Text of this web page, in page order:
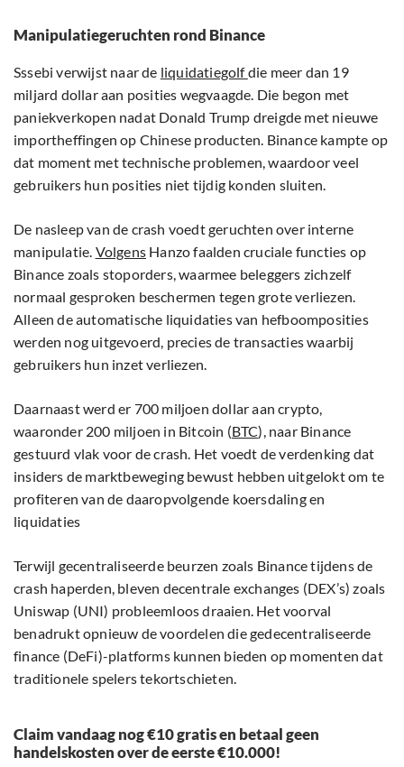
Manipulatiegeruchten rond Binance
Sssebi verwijst naar de liquidatiegolfdie meer dan 19
miljard dollar aan posities wegvaagde. Die begon met
paniekverkopen nadat Donald Trump dreigde met nieuwe
importheffingen op Chinese producten. Binance kampte op
dat moment met technische problemen, waardoor veel
gebruikers hun posities niet tijdig konden sluiten.
De nasleep van de crash voedt geruchten over interne
manipulatie. Volgens Hanzo faalden cruciale functies op
Binance zoals stoporders, waarmee beleggers zichzelf
normaal gesproken beschermen tegen grote verliezen.
Alleen de automatische liquidaties van hefboomposities
werden nog uitgevoerd, precies de transacties waarbij
gebruikers hun inzet verliezen.
Daarnaast werd er 700 miljoen dollar aan crypto,
waaronder 200 miljoen in Bitcoin (BTC), naar Binance
gestuurd vlak voor de crash. Het voedt de verdenking dat
insiders de marktbeweging bewust hebben uitgelokt om te
profiteren van de daaropvolgende koersdaling en
liquidaties
Terwijl gecentraliseerde beurzen zoals Binance tijdens de
crash haperden, bleven decentrale exchanges (DEX’s) zoals
Uniswap (UNI) probleemloos draaien. Het voorval
benadrukt opnieuw de voordelen die gedecentraliseerde
finance (DeFi)-platforms kunnen bieden op momenten dat
traditionele spelers tekortschieten.
Claim vandaag nog €10 gratis en betaal geen
handelskosten over de eerste €10.000!